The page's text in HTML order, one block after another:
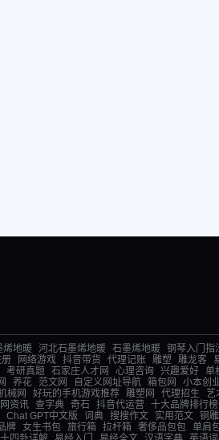
烯地暖 河北石墨烯地暖 石墨烯地暖 钢琴入门指
册 网络游戏 抖音带货 代理记账 雕塑 雕龙客
考研真题 石家庄人才网 心理咨询 兴趣爱好 单
养花 范文网 自定义网址导航 箱包网 小本创
械网 好玩的手机游戏推荐 雕塑网 代理招生 艺
资讯 查字典 奇石 抖音代运营 十大品牌排行榜
Chat GPT中文版 词典 搜搜作文 实用范文 铜雕
牌 女生书包 旅行箱 拉杆箱 奢侈品包包 单肩